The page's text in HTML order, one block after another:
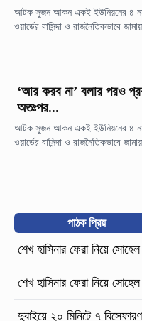
আটক সুজন আকন একই ইউনিয়নের ৪
ওয়ার্ডের বাসিন্দা ও রাজনৈতিকভাবে
‘আর করব না’ বলার পরও
অতঃপর...
আটক সুজন আকন একই ইউনিয়নের ৪
ওয়ার্ডের বাসিন্দা ও রাজনৈতিকভাবে
পাঠক প্রিয়
শেখ হাসিনার ফেরা নিয়ে
শেখ হাসিনার ফেরা নিয়ে
দুবাইয়ে ২০ মিনিটে ৭